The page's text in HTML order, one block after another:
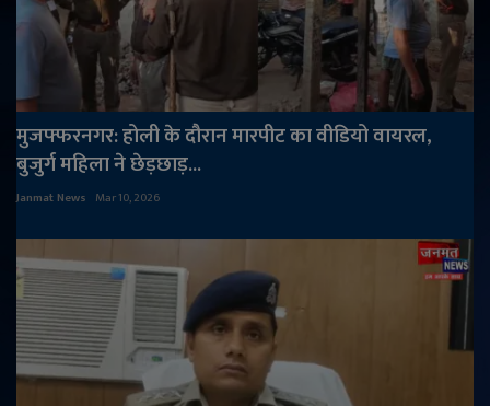
मुजफ्फरनगर: होली के दौरान मारपीट का वीडियो वायरल,
बुजुर्ग महिला ने छेड़छाड़...
Janmat News Mar 10, 2026